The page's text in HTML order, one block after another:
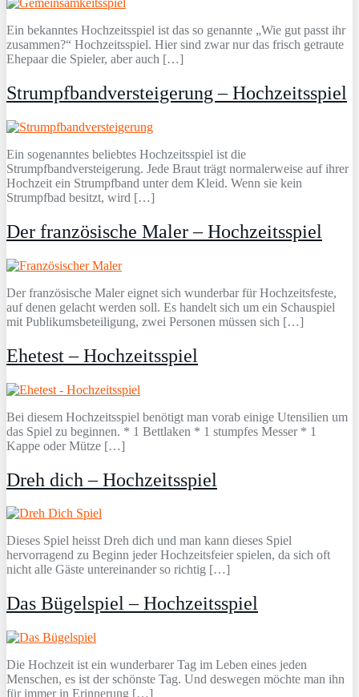
Ein bekanntes Hochzeitsspiel ist das so genannte „Wie gut passt ihr
zusammen?“ Hochzeitsspiel. Hier sind zwar nur das frisch getraute
Ehepaar die Spieler, aber auch […]
Strumpfbandversteigerung – Hochzeitsspiel
Ein sogenanntes beliebtes Hochzeitsspiel ist die
Strumpfbandversteigerung. Jede Braut trägt normalerweise auf ihrer
Hochzeit ein Strumpfband unter dem Kleid. Wenn sie kein
Strumpfbad besitzt, wird […]
Der französische Maler – Hochzeitsspiel
Der französische Maler eignet sich wunderbar für Hochzeitsfeste,
auf denen gelacht werden soll. Es handelt sich um ein Schauspiel
mit Publikumsbeteiligung, zwei Personen müssen sich […]
Ehetest – Hochzeitsspiel
Bei diesem Hochzeitsspiel benötigt man vorab einige Utensilien um
das Spiel zu beginnen. * 1 Bettlaken * 1 stumpfes Messer * 1
Kappe oder Mütze […]
Dreh dich – Hochzeitsspiel
Dieses Spiel heisst Dreh dich und man kann dieses Spiel
hervorragend zu Beginn jeder Hochzeitsfeier spielen, da sich oft
nicht alle Gäste untereinander so richtig […]
Das Bügelspiel – Hochzeitsspiel
Die Hochzeit ist ein wunderbarer Tag im Leben eines jeden
Menschen, es ist der schönste Tag. Und deswegen möchte man ihn
für immer in Erinnerung […]